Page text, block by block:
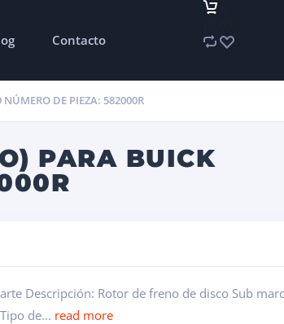
Contacto
NÚMERO DE PIEZA: 582000R
PARA BUICK
Descripción: Rotor de freno de disco Sub
de... read more